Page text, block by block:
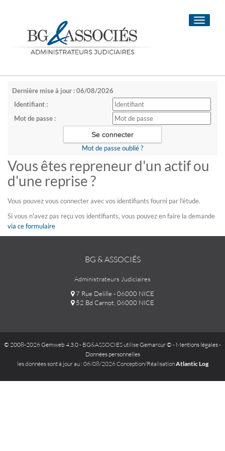
Toggle
Dernière mise à jour : 06/08/2026
Identifiant :
Mot de passe :
Mot de passe oublié ?
Vous êtes repreneur d'un actif ou
d'une reprise ?
Vous pouvez vous connecter avec vos identifiants fourni par l'étude.
Si vous n'avez pas reçu vos identifiants, vous pouvez en faire la demande
via ce formulaire
BG & ASSOCIÉS
Administrateurs Judiciaires
7 Rue Delille - 06000 NICE
52 Bd Carnot, 06000 NICE
© 2008-2026 Gemweb 4.3.0- BG&ASSOCIES utiliseGemarcur © - Mentions légales-
Données personnelles
les données sont à jour au : 06/08/2026 Conception/RéalisationAtlantic Log